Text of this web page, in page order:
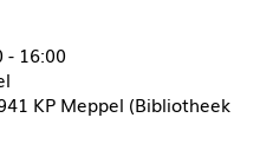
- 16:00
KP Meppel (Bibliotheek